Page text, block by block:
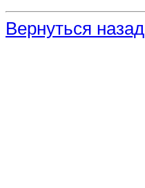
Вернуться назад